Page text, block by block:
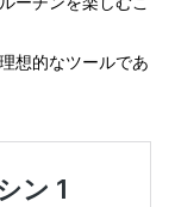
想的なツールであ